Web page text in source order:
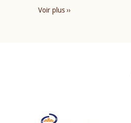
Voir plus ››